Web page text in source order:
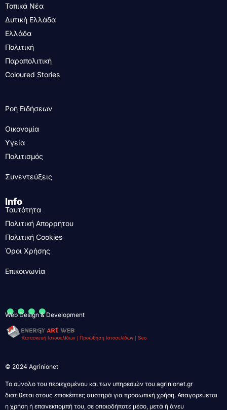
Τοπικά Νέα
Δυτική Ελλάδα
Ελλάδα
Πολιτική
Παραπολιτική
Coloured Stories
Ροή Ειδήσεων
Οικονομία
Υγεία
Πολιτισμός
Συνεντεύξεις
Info
Ταυτότητα
Πολιτική Απορρήτου
Πολιτική Cookies
Όροι Χρήσης
Επικοινωνία
....
Web Design & Development
© 2024 Agrinionet
Το σύνολο του περιεχομένου και των υπηρεσιών του agrinionet.gr
διατίθεται στους επισκέπτες αυστηρά για προσωπική χρήση. Απαγορεύεται
η χρήση ή επανεκπομπή του, σε οποιοδήποτε μέσο, μετά ή άνευ